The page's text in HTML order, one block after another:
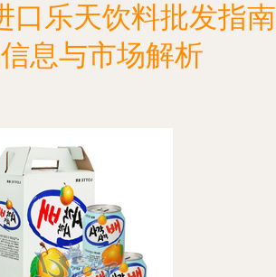
口乐天饮料批发指南
息与市场解析